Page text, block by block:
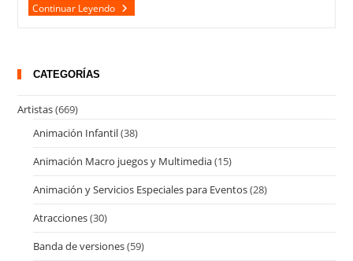
Continuar LeyendoAGUSTIN
ASPA
CATEGORÍAS
Artistas(669)
Animación Infantil(38)
Animación Macro juegos y Multimedia(15)
Animación y Servicios Especiales para Eventos(28)
Atracciones(30)
Banda de versiones(59)